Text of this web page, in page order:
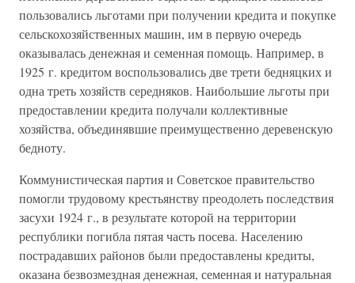
пользовались льготами при получении кредита и покупке
сельскохозяйственных машин, им в первую очередь
оказывалась денежная и семенная помощь. Например, в
1925 г. кредитом воспользовались две трети бедняцких и
одна треть хозяйств середняков. Наибольшие льготы при
предоставлении кредита получали коллективные
хозяйства, объединявшие преимущественно деревенскую
бедноту.
Коммунистическая партия и Советское правительство
помогли трудовому крестьянству преодолеть последствия
засухи 1924 г., в результате которой на территории
республики погибла пятая часть посева. Населению
пострадавших районов были предоставлены кредиты,
оказана безвозмездная денежная, семенная и натуральная